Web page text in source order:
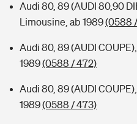
Audi 80, 89 (AUDI 80,90
Limousine, ab 1989(0588
Audi 80, 89 (AUDI
1989(0588 / 472)
Audi 80, 89 (AUDI
1989(0588 / 473)